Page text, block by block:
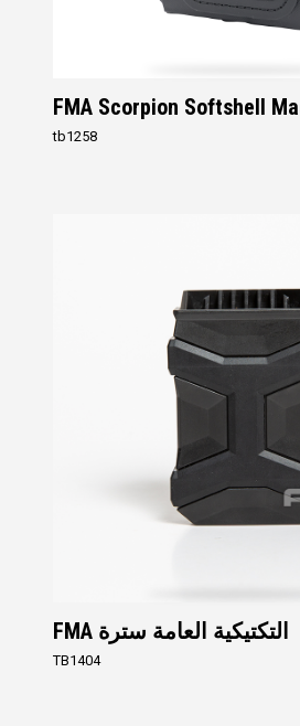
FMA Scorpion Softshell
tb1258
FMA التكتيكية العامة سترة
TB1404